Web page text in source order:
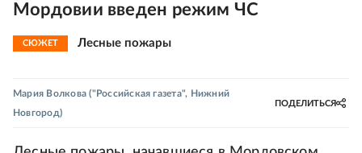
Мордовии введен режим ЧС
СЮЖЕТ Лесные пожары
Мария Волкова ("Российская газета", Нижний
Новгород)
ПОДЕЛИТЬСЯ